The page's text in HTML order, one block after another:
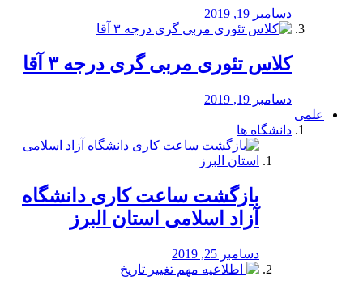
دسامبر 19, 2019
کلاس تئوری مربی گری درجه ۳ آقا
دسامبر 19, 2019
علمی
دانشگاه ها
بازگشت ساعت کاری دانشگاه
آزاد اسلامی استان البرز
دسامبر 25, 2019